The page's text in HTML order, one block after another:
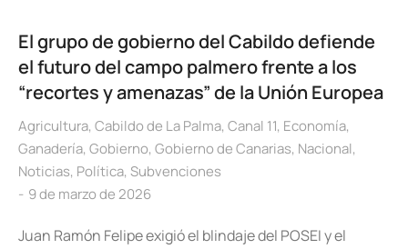
El grupo de gobierno del Cabildo defiende
el futuro del campo palmero frente a los
“recortes y amenazas” de la Unión Europea
Agricultura, Cabildo de La Palma, Canal 11, Economía,
Ganadería, Gobierno, Gobierno de Canarias, Nacional,
Noticias, Política, Subvenciones
9 de marzo de 2026
Juan Ramón Felipe exigió el blindaje del POSEI y el